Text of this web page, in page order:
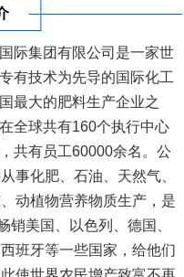
际集团有限公司是一家世
有技术为先导的国际化工
最大的肥料生产企业之
全球共有160个执行中心
共有员工60000余名。公
事化肥、石油、天然气、
动植物营养物质生产，是
销美国、以色列、德国、
班牙等一些国家，给他们